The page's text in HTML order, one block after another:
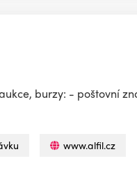
burzy: - poštovní
www.alfil.cz